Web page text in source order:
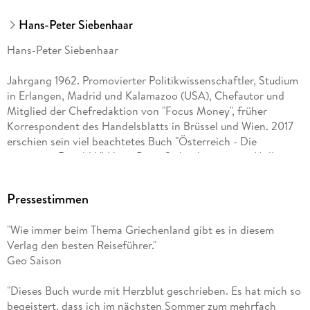
Hans-Peter Siebenhaar
Hans-Peter Siebenhaar
Jahrgang 1962. Promovierter Politikwissenschaftler, Studium
in Erlangen, Madrid und Kalamazoo (USA), Chefautor und
Mitglied der Chefredaktion von "Focus Money", früher
Korrespondent des Handelsblatts in Brüssel und Wien. 2017
erschien sein viel beachtetes Buch "Österreich - Die
zerrissene Republik". Hans-Peter Siebenhaar ist ein Müller-
Ingesamt hat der gebürtige Franke sieben Reisebücher im
Madrid bis zum Peloponnes und Korfu - und ist Co-Autor
verschiedener Kochbücher.
Pressestimmen
"Wie immer beim Thema Griechenland gibt es in diesem
Verlag den besten Reiseführer."
Geo Saison
"Dieses Buch wurde mit Herzblut geschrieben. Es hat mich so
begeistert, dass ich im nächsten Sommer zum mehrfach